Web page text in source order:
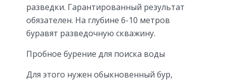
разведки. Гарантированный результат
обязателен. На глубине 6-10 метров
буравят разведочную скважину.
Пробное бурение для поиска воды
Для этого нужен обыкновенный бур,